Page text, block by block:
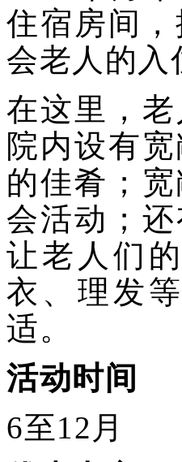
住宿房间
会老人的入
在这里，
院内设有
的佳肴；
会活动；
让老人们
衣、理发
适。
活动时间
6至12月